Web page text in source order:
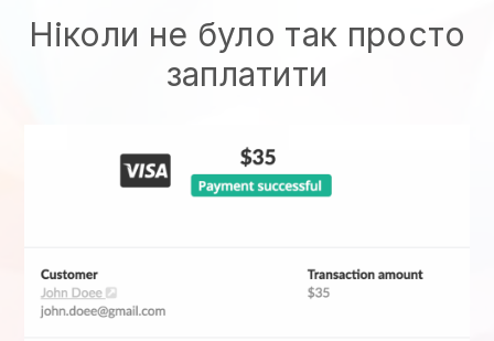
Ніколи не було так просто
заплатити